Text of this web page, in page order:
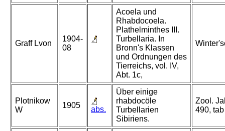
Graff Lvon
1904-
08
Acoela und
Rhabdocoela.
Plathelminthes III.
Turbellaria. In
Bronn's Klassen
und Ordnungen des
Tierreichs, vol. IV,
Abt. 1c,
Plotnikow
W
1905 abs.
Über einige
rhabdocöle
Turbellarien
Sibiriens.
Zool.
490,